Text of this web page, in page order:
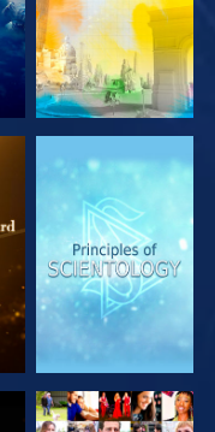
EXPLORA LAS
SERIES